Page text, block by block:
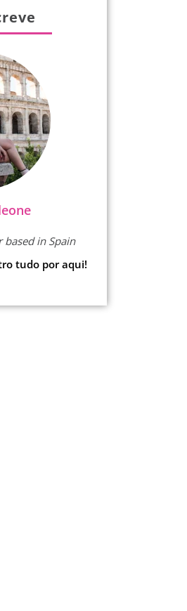
based in Spain
tudo por aqui!